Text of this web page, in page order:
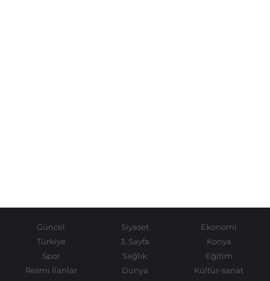
Güncel Siyaset
Ekonomi
Türkiye
3. Sayfa
Konya
Spor
Sağlık
Eğitim
Resmi İlanlar
Dünya
Kültür-sanat